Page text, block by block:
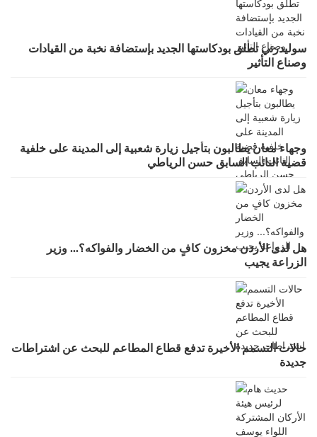
سوليدرتي تطلق بودكاستها الجديد بإستضافة نخبة من القيادات
وصناع التأثير
وجهاء معان يطالبون بتأجيل زيارة شعبية إلى المدينة على خلفية
قضية النائب السابق حسن الرياطي
هل لدى الأردن مخزون كافٍ من الخضار والفواكه؟... وزير
الزراعة يجيب
حالات التسمم الأخيرة تدفع قطاع المطاعم للبحث عن اشتراطات
جديدة